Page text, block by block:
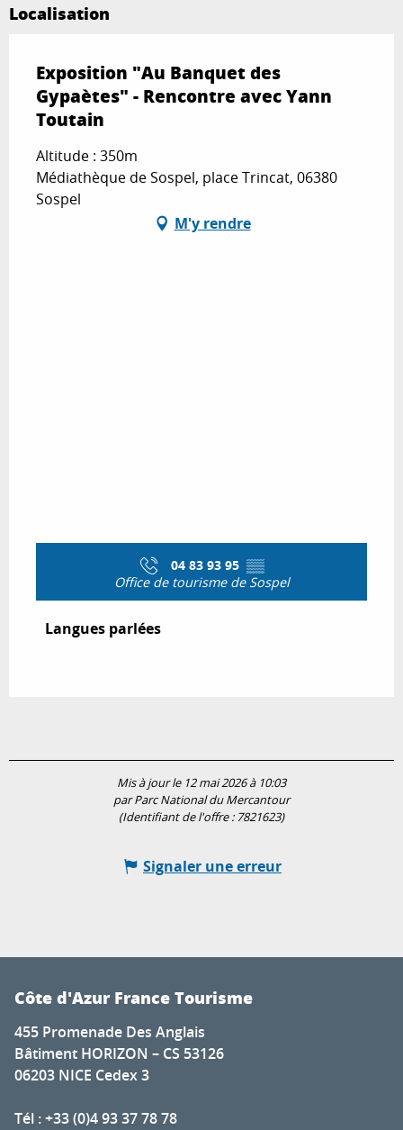
Localisation
Exposition "Au Banquet des
Gypaètes" - Rencontre avec Yann
Toutain
Altitude : 350m
Médiathèque de Sospel, place Trincat, 06380
Sospel
M'y rendre
04 83 93 95 ▒▒
Office de tourisme de Sospel
Langues parlées
Langues parlées
Mis à jour le 12 mai 2026 à 10:03
par Parc National du Mercantour
(Identifiant de l'offre : 7821623)
Signaler une erreur
Côte d'Azur France Tourisme
455 Promenade Des Anglais
Bâtiment HORIZON – CS 53126
06203 NICE Cedex 3
Tél : +33 (0)4 93 37 78 78